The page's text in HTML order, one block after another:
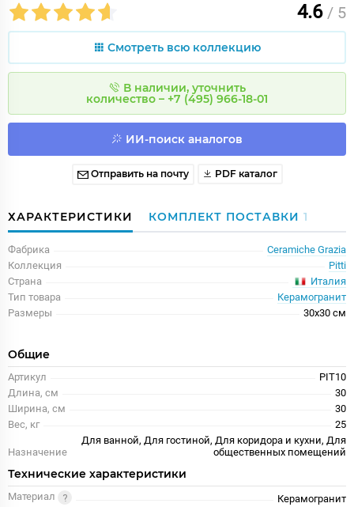
4.6 / 5
Смотреть всю коллекцию
В наличии, уточнить
количество – +7 (495) 966-18-01
ИИ-поиск аналогов
Отправить на почту PDF каталог
ХАРАКТЕРИСТИКИ КОМПЛЕКТ ПОСТАВКИ 1
Фабрика
Ceramiche Grazia
Коллекция
Pitti
Страна
Италия
Тип товара
Керамогранит
Размеры
30x30 см
Общие
Артикул
PIT10
Длина, см
30
Ширина, см
30
Вес, кг
25
Назначение
Для ванной, Для гостиной, Для коридора и кухни, Для
общественных помещений
Технические характеристики
Материал
Керамогранит